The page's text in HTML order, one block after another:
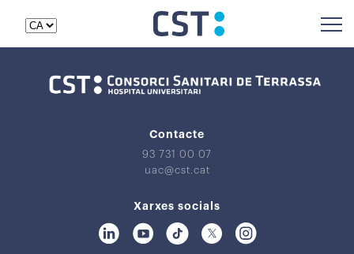
Contacte
93 731 00 07
uac@cst.cat
Xarxes socials